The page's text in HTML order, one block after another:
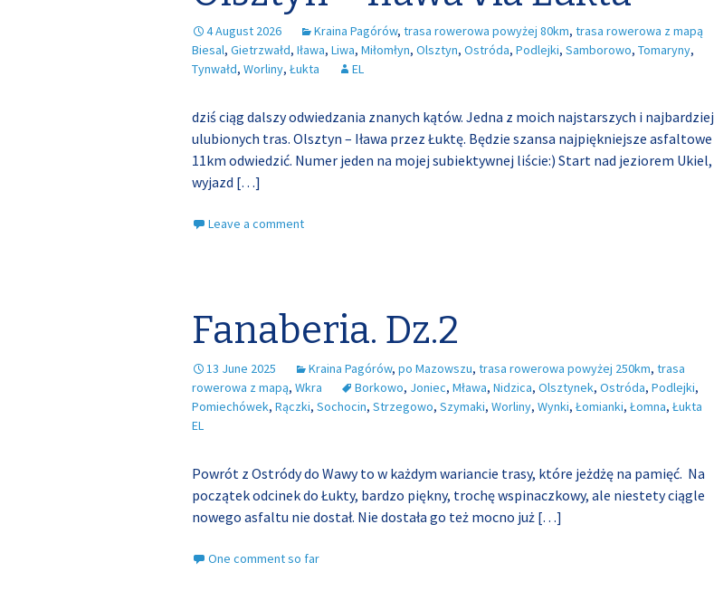
4 August 2026 Kraina Pagórów, trasa rowerowa powyżej 80km, trasa rowerowa z mapą
Biesal, Gietrzwałd, Iława, Liwa, Miłomłyn, Olsztyn, Ostróda, Podlejki, Samborowo, Tomaryny,
Tynwałd, Worliny, Łukta EL
dziś ciąg dalszy odwiedzania znanych kątów. Jedna z moich najstarszych i najbardziej
ulubionych tras. Olsztyn – Iława przez Łuktę. Będzie szansa najpiękniejsze asfaltowe
11km odwiedzić. Numer jeden na mojej subiektywnej liście:) Start nad jeziorem Ukiel,
wyjazd […]
Leave a comment
Fanaberia. Dz.2
13 June 2025 Kraina Pagórów, po Mazowszu, trasa rowerowa powyżej 250km, trasa
rowerowa z mapą, Wkra Borkowo, Joniec, Mława, Nidzica, Olsztynek, Ostróda, Podlejki,
Pomiechówek, Rączki, Sochocin, Strzegowo, Szymaki, Worliny, Wynki, Łomianki, Łomna, Łukta
EL
Powrót z Ostródy do Wawy to w każdym wariancie trasy, które jeżdżę na pamięć. Na
początek odcinek do Łukty, bardzo piękny, trochę wspinaczkowy, ale niestety ciągle
nowego asfaltu nie dostał. Nie dostała go też mocno już […]
One comment so far